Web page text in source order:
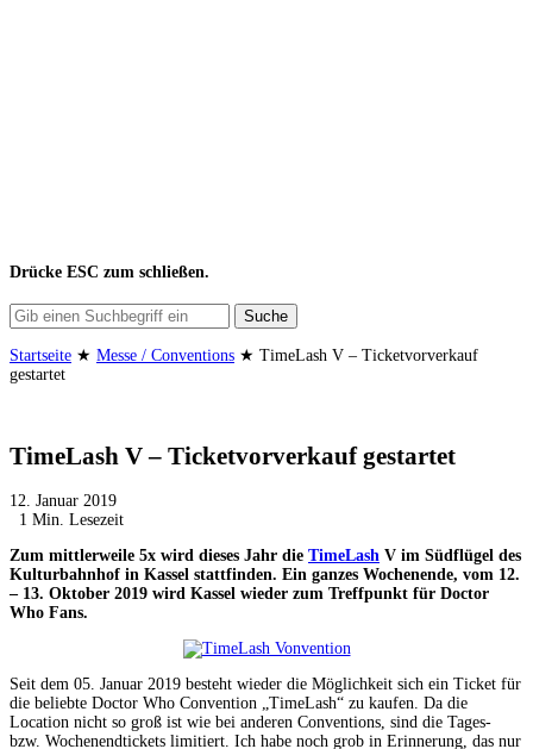
Drücke ESC zum schließen.
Suche
Startseite ★ Messe / Conventions ★ TimeLash V – Ticketvorverkauf
gestartet
TimeLash V – Ticketvorverkauf gestartet
12. Januar 2019
1 Min. Lesezeit
Zum mittlerweile 5x wird dieses Jahr die TimeLash V im Südflügel des
Kulturbahnhof in Kassel stattfinden. Ein ganzes Wochenende, vom 12.
– 13. Oktober 2019 wird Kassel wieder zum Treffpunkt für Doctor
Who Fans.
Seit dem 05. Januar 2019 besteht wieder die Möglichkeit sich ein Ticket für
die beliebte Doctor Who Convention „TimeLash“ zu kaufen. Da die
Location nicht so groß ist wie bei anderen Conventions, sind die Tages-
bzw. Wochenendtickets limitiert. Ich habe noch grob in Erinnerung, das nur